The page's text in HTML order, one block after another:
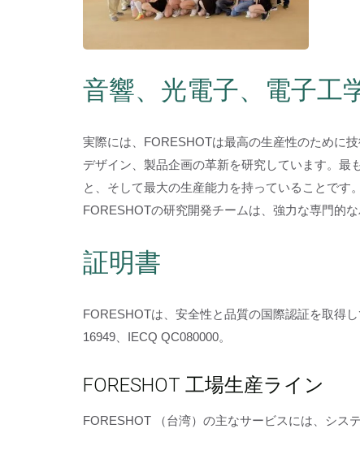
音響、光電子、電子工
実際には、FORESHOTは最高の生産性のために
デザイン、製品企画の革新を研究しています。最
と、そして最大の生産能力を持っていることです。
FORESHOTの研究開発チームは、強力な専門的
証明書
FORESHOTは、安全性と品質の国際認証を取得
16949、IECQ QC080000。
FORESHOT 工場生産ライン
FORESHOT （台湾）の主なサービスには、シス